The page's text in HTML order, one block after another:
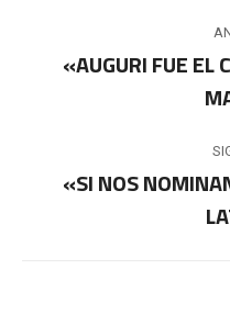
entre
«AUGURI FUE EL
«SI NOS